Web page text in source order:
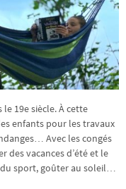
19e siècle. À cette
enfants pour les travaux
Avec les congés
des vacances d’été et le
du sport, goûter au soleil…